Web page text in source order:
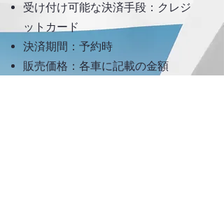
受け付け可能な決済手段：クレジ
ットカード
決済期間：予約時
販売価格：各車に記載の金額